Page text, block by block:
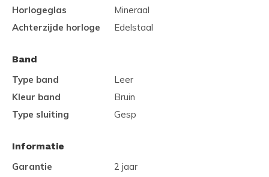
Horlogeglas
Mineraal
Achterzijde horloge
Edelstaal
Band
Type band
Leer
Kleur band
Bruin
Type sluiting
Gesp
Informatie
Garantie
2 jaar